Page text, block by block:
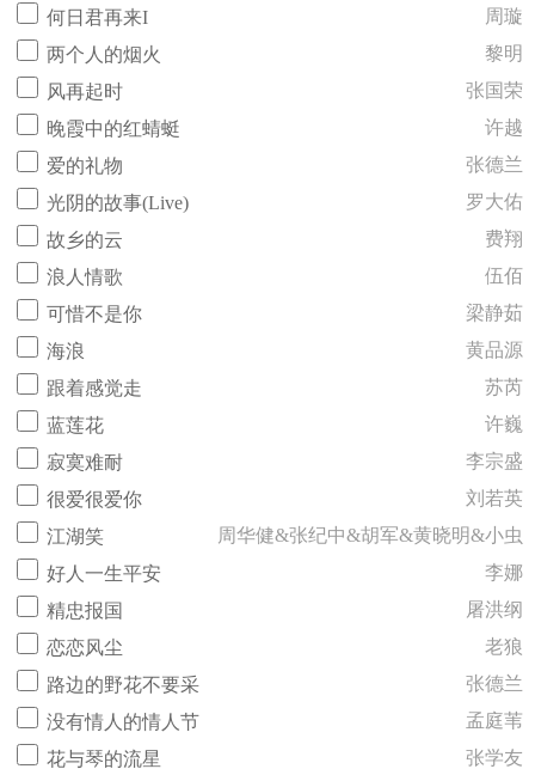
何日君再来I
周璇
两个人的烟火
黎明
风再起时
张国荣
晚霞中的红蜻蜓
许越
爱的礼物
张德兰
光阴的故事(Live)
罗大佑
故乡的云
费翔
浪人情歌
伍佰
可惜不是你
梁静茹
海浪
黄品源
跟着感觉走
苏芮
蓝莲花
许巍
寂寞难耐
李宗盛
很爱很爱你
刘若英
江湖笑
周华健&张纪中&胡军&黄晓明&小虫
好人一生平安
李娜
精忠报国
屠洪纲
恋恋风尘
老狼
路边的野花不要采
张德兰
没有情人的情人节
孟庭苇
花与琴的流星
张学友